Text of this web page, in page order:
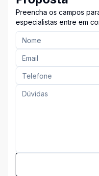
Preencha os campos
especialistas entre em